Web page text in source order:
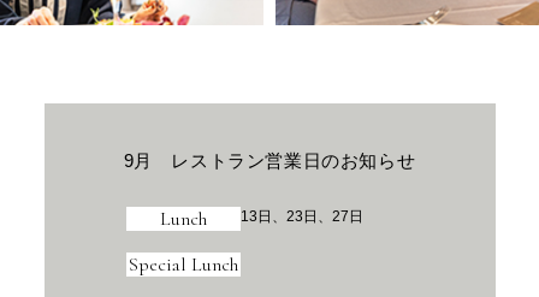
9月 レストラン営業日のお知らせ
Lunch 13日、23日、27日
Special Lunch